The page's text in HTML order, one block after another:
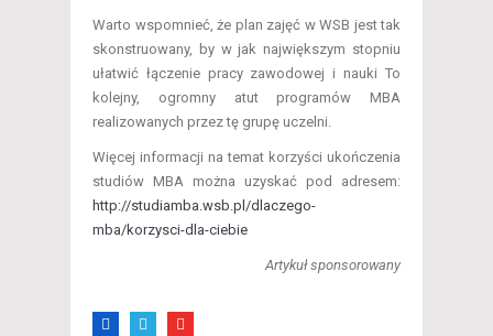
Warto wspomnieć, że plan zajęć w WSB jest tak
skonstruowany, by w jak największym stopniu
ułatwić łączenie pracy zawodowej i nauki To
kolejny, ogromny atut programów MBA
realizowanych przez tę grupę uczelni.
Więcej informacji na temat korzyści ukończenia
studiów MBA można uzyskać pod adresem:
http://studiamba.wsb.pl/dlaczego-
mba/korzysci-dla-ciebie
Artykuł sponsorowany